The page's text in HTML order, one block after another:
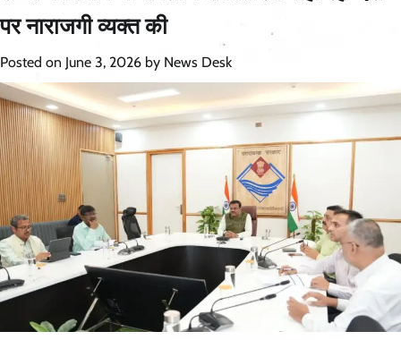
पर नाराजगी व्यक्त की
Posted on June 3, 2026 by News Desk